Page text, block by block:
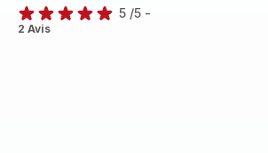
Avis
5 /5 -
2 Avis